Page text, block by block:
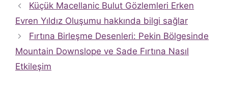
Küçük Macellanic Bulut Gözlemleri Erken
Evren Yıldız Oluşumu hakkında bilgi sağlar
Fırtına Birleşme Desenleri: Pekin Bölgesinde
Mountain Downslope ve Sade Fırtına Nasıl
Etkileşim